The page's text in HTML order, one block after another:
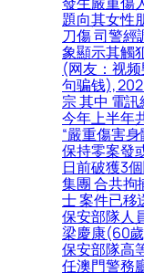
題向其女性
刀傷 司警
象顯示其觸
(网友：视
句骗钱),
宗 其中 電
今年上半年
“嚴重傷害
保持零案發
日前破獲3
集團 合共拘
士 案件已移
保安部隊人
梁慶康(60
保安部隊高
任澳門警務